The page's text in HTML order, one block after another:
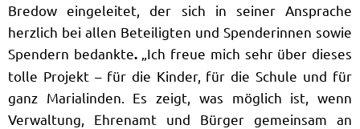
Bredow eingeleitet, der sich in seiner Ansprache
herzlich bei allen Beteiligten und Spenderinnen sowie
Spendern bedankte.
„Ich freue mich sehr über dieses
tolle Projekt – für die Kinder, für die Schule und für
ganz Marialinden. Es zeigt, was möglich ist, wenn
Verwaltung, Ehrenamt und Bürger gemeinsam an